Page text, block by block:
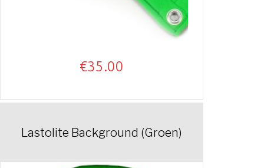
€35.00
Lastolite Background (Groen)